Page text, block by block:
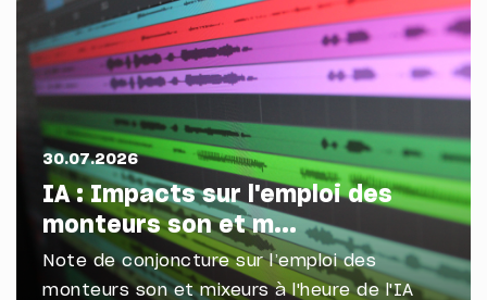
30.07.2026
IA : Impacts sur l'emploi des
monteurs son et m...
Note de conjoncture sur l’emploi des
monteurs son et mixeurs à l'heure de l'IA